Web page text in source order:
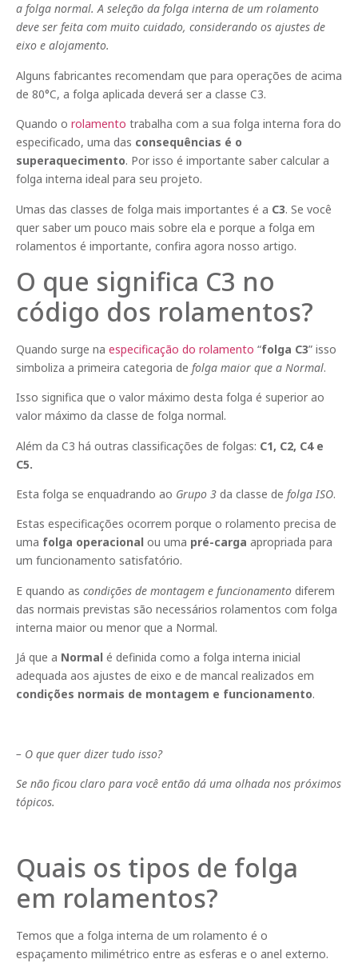
a folga normal. A seleção da folga interna de um rolamento
deve ser feita com muito cuidado, considerando os ajustes de
eixo e alojamento.
Alguns fabricantes recomendam que para operações de acima
de 80°C, a folga aplicada deverá ser a classe C3.
Quando o rolamento trabalha com a sua folga interna fora do
especificado, uma das consequências é o
superaquecimento. Por isso é importante saber calcular a
folga interna ideal para seu projeto.
Umas das classes de folga mais importantes é a C3. Se você
quer saber um pouco mais sobre ela e porque a folga em
rolamentos é importante, confira agora nosso artigo.
O que significa C3 no
código dos rolamentos?
Quando surge na especificação do rolamento “folga C3” isso
simboliza a primeira categoria de folga maior que a Normal.
Isso significa que o valor máximo desta folga é superior ao
valor máximo da classe de folga normal.
Além da C3 há outras classificações de folgas: C1, C2, C4 e
C5.
Esta folga se enquadrando ao Grupo 3 da classe de folga ISO.
Estas especificações ocorrem porque o rolamento precisa de
uma folga operacional ou uma pré-carga apropriada para
um funcionamento satisfatório.
E quando as condições de montagem e funcionamento diferem
das normais previstas são necessários rolamentos com folga
interna maior ou menor que a Normal.
Já que a Normal é definida como a folga interna inicial
adequada aos ajustes de eixo e de mancal realizados em
condições normais de montagem e funcionamento.
– O que quer dizer tudo isso?
Se não ficou claro para você então dá uma olhada nos próximos
tópicos.
Quais os tipos de folga
em rolamentos?
Temos que a folga interna de um rolamento é o
espaçamento milimétrico entre as esferas e o anel externo.